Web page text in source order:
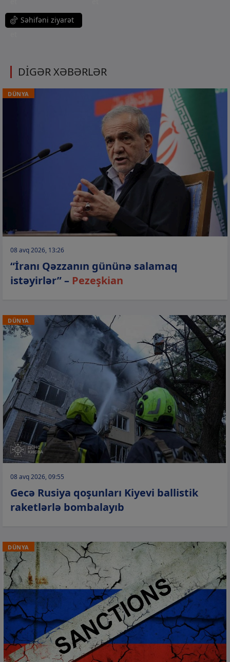
Səhifəni ziyarət
DİGƏR XƏBƏRLƏR
DÜNYA
08 avq 2026, 13:26
“İranı Qəzzanın gününə salamaq
istəyirlər” – Pezeşkian
DÜNYA
08 avq 2026, 09:55
Gecə Rusiya qoşunları Kiyevi ballistik
raketlərlə bombalayıb
DÜNYA